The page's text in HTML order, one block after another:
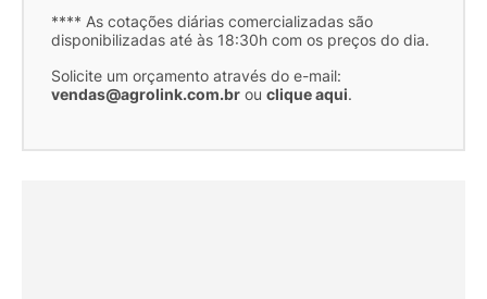
**** As cotações diárias comercializadas são
disponibilizadas até às 18:30h com os preços do dia.
Solicite um orçamento através do e-mail:
vendas@agrolink.com.br ou clique aqui.